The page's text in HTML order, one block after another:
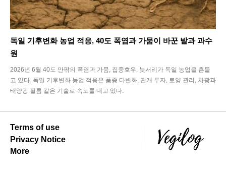
독일 기후변화 농업 적응, 40도 폭염과 가뭄이 바꾼 밭과 과수
원
2026년 6월 40도 안팎의 폭염과 가뭄, 집중호우, 늦서리가 독일 농업을 흔들
고 있다. 독일 기후변화 농업 적응은 품종 다변화, 관개 투자, 토양 관리, 차광과
태양광 필름 같은 기술로 속도를 내고 있다.
Terms of use
Privacy Notice
More